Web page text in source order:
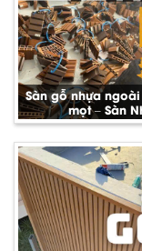
Sàn gỗ nhựa
mọt – Sàn